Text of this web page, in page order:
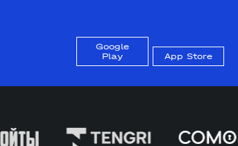
Google
Play
App Store